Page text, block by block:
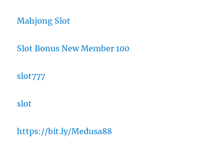
Mahjong Slot
Slot Bonus New Member 100
slot777
slot
https://bit.ly/Medusa88